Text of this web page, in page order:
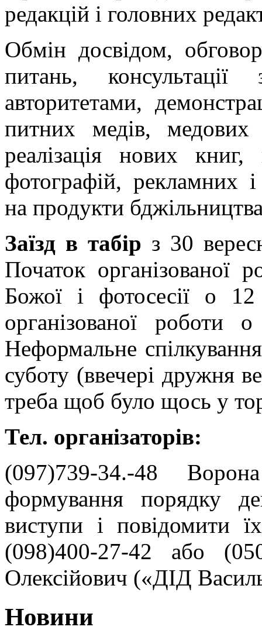
редакцій і головних
Обмін досвідом,
питань,
авторитетами,
питних медів, медових
реалізація нових
фотографій, рекламних і
на продукти
Заїзд в табір з 30
Початок організованої
Божої і фотосесії о
організованої
Неформальне
суботу (ввечері дружня
треба щоб було щось у
Тел. організаторів:
(097)739-34.-48
формування порядку
виступи і повідомити
(098)400-27-42 або
Олексійович («ДІД
Новини